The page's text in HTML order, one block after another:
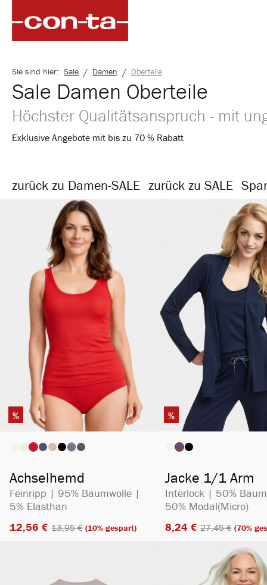
Zur Hauptnavigation springen
Sie sind hier: Sale / Damen / Oberteile
Sale Damen Oberteile
Höchster Qualitätsanspruch - mit
Exklusive Angebote mit bis zu 70 % Rabatt
zurück zu Damen-SALE zurück zu SALE
%
Artikelfarbeauswählen
(Diese Option ist zurzeit nicht verfügbar.)
Achselhemd
Feinripp | 95% Baumwolle |
5% Elasthan
12,56 €​ 13,95 €​ (10% gespart)
%
Artikelfarbe
Jacke 1/1 Arm
Interlock | 50%
50% Modal(Micro)
8,24 €​ 27,45 €​(70%